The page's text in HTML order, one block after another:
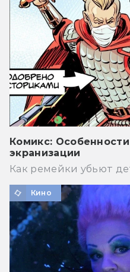
Комикс:
экранизации
Как ремейки убьют
Кино